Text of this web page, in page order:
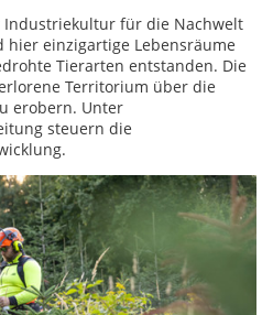
Industriekultur für die Nachwelt
einzigartige Lebensräume
Tierarten entstanden. Die
Territorium über die
erobern. Unter
steuern die